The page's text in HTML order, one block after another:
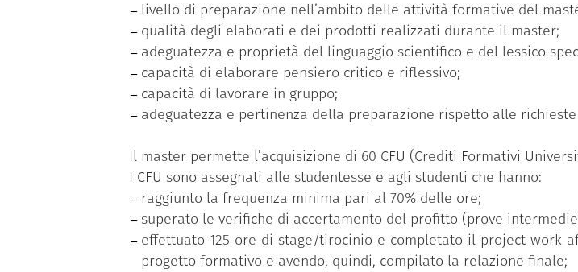
livello di preparazione nell’ambito delle attività formative del
qualità degli elaborati e dei prodotti realizzati durante il master;
adeguatezza e proprietà del linguaggio scientifico e del lessico
capacità di elaborare pensiero critico e riflessivo;
capacità di lavorare in gruppo;
adeguatezza e pertinenza della preparazione rispetto alle
Il master permette l’acquisizione di 60 CFU (Crediti Formativi
I CFU sono assegnati alle studentesse e agli studenti che hanno:
raggiunto la frequenza minima pari al 70% delle ore;
superato le verifiche di accertamento del profitto (prove
effettuato 125 ore di stage/tirocinio e completato il project work
progetto formativo e avendo, quindi, compilato la relazione finale;